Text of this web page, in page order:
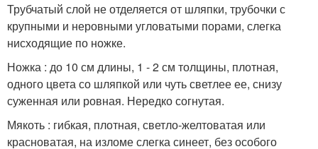
Трубчатый слой не отделяется от шляпки, трубочки с
крупными и неровными угловатыми порами, слегка
нисходящие по ножке.
Ножка : до 10 см длины, 1 - 2 см толщины, плотная,
одного цвета со шляпкой или чуть светлее ее, снизу
суженная или ровная. Нередко согнутая.
Мякоть : гибкая, плотная, светло-желтоватая или
красноватая, на изломе слегка синеет, без особого